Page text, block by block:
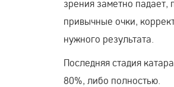
зрения заметно падает,
привычные очки,
нужного результата.
Последняя стадия
80%, либо полностью.